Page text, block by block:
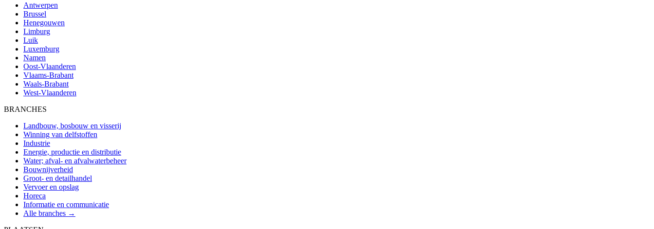
Antwerpen
Brussel
Henegouwen
Limburg
Luik
Luxemburg
Namen
Oost-Vlaanderen
Vlaams-Brabant
Waals-Brabant
West-Vlaanderen
BRANCHES
Landbouw, bosbouw en visserij
Winning van delfstoffen
Industrie
Energie, productie en distributie
Water; afval- en afvalwaterbeheer
Bouwnijverheid
Groot- en detailhandel
Vervoer en opslag
Horeca
Informatie en communicatie
Alle branches →